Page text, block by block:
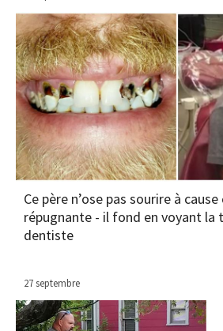
Ce père n’ose pas sourire à
répugnante - il fond en voyant
dentiste
27 septembre